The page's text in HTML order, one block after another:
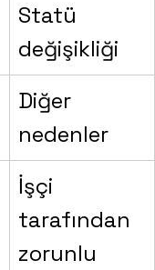
Statü
değişikliği
Diğer
nedenler
İşçi
tarafından
zorunlu